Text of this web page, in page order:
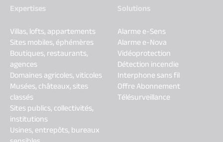
Expertises
Villas, lofts, appartements
Sites mobiles, éphémères
Boutiques, restaurants,
agences
Domaines agricoles, viticoles
Musées, châteaux, sites
classés
Sites publics, collectivités,
institutions
Usines, entrepôts, bureaux
Solutions
Alarme e-Sens
Alarme e-Nova
Vidéoprotection
Détection incendie
Interphone sans fil
Offre Abonnement
Télésurveillance